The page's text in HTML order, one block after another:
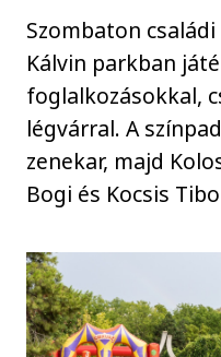
Szombaton
Kálvin parkban
foglalkozásokkal,
légvárral. A
zenekar, majd
Bogi és Kocsis